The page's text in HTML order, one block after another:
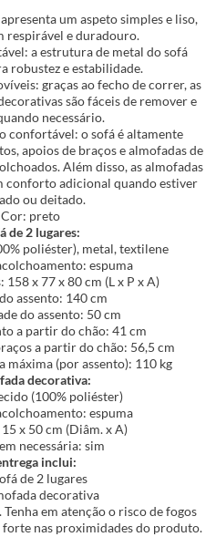
um aspeto simples e liso,
respirável e duradouro.
a estrutura de metal do sofá
robustez e estabilidade.
graças ao fecho de correr, as
são fáceis de remover e
necessário.
confortável: o sofá é altamente
apoios de braços e almofadas de
Além disso, as almofadas
conforto adicional quando estiver
ou deitado.
Cor: preto
de 2 lugares:
poliéster), metal, textilene
espuma
158 x 77 x 80 cm (L x P x A)
assento: 140 cm
do assento: 50 cm
a partir do chão: 41 cm
a partir do chão: 56,5 cm
máxima (por assento): 110 kg
decorativa:
(100% poliéster)
espuma
x 50 cm (Diâm. x A)
necessária: sim
inclui:
de 2 lugares
decorativa
em atenção o risco de fogos
nas proximidades do produto.